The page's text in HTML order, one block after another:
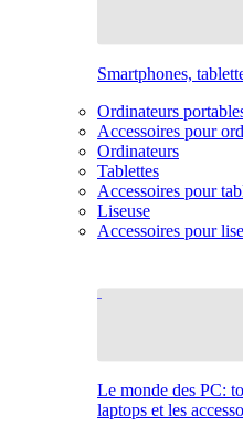
Smartphones,
Ordinateurs
Accessoires pour
Ordinateurs
Tablettes
Accessoires pour
Liseuse
Accessoires pour
Le monde des PC:
laptops et les